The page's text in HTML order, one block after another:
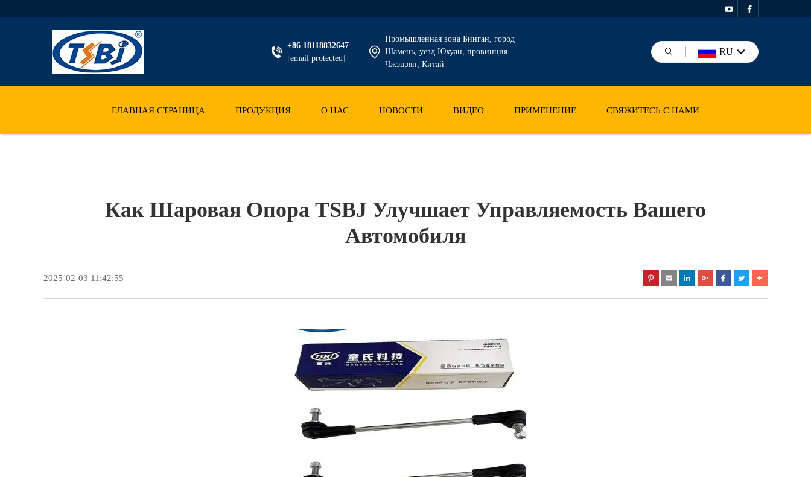
+86 18118832647
[email protected]
Промышленная зона Бинган, город
Шамень, уезд Юхуан, провинция
Чжэцзян, Китай
RU
ГЛАВНАЯ СТРАНИЦА ПРОДУКЦИЯ О НАС НОВОСТИ ВИДЕО ПРИМЕНЕНИЕ СВЯЖИТЕСЬ С НАМИ
Как Шаровая Опора TSBJ Улучшает Управляемость Вашего
Автомобиля
2025-02-03 11:42:55